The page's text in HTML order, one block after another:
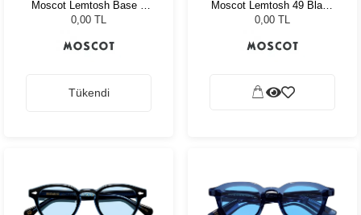
Moscot Lemtosh Base 2
Sun 49 Black Bel Air Blue
0,00 TL
Tükendi
Moscot Lemtosh 49 Black
Mellow Yellow
0,00 TL